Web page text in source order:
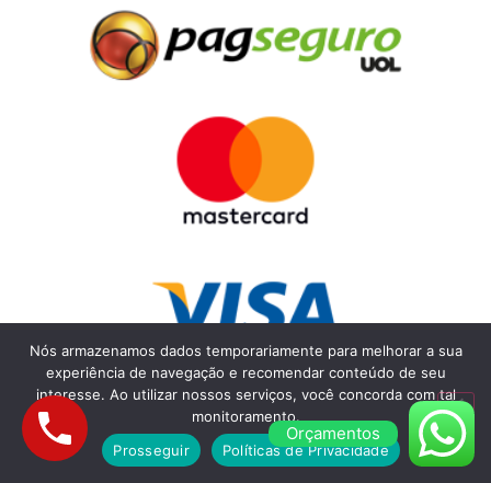
Orçamentos
Nós armazenamos dados temporariamente para melhorar a sua
experiência de navegação e recomendar conteúdo de seu
interesse. Ao utilizar nossos serviços, você concorda com tal
monitoramento.
Prosseguir
Políticas de Privacidade